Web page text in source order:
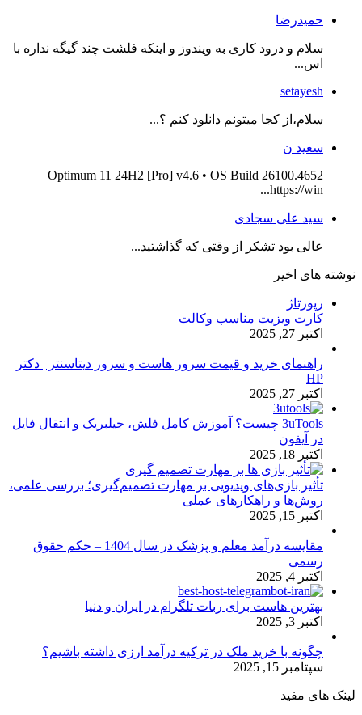
حمیدرضا
سلام و درود کاری به ویندوز و اینکه فلشت چند گیگه نداره با
اس...
setayesh
سلام،از کجا میتونم دانلود کنم ؟...
سعید ن
Optimum 11 24H2 [Pro] v4.6 • OS Build 26100.4652
https://win...
سید علی سجادی
عالی بود تشکر از وقتی که گذاشتید...
نوشته های اخیر
رپورتاژ
کارت ویزیت مناسب وکالت
اکتبر 27, 2025
راهنمای خرید و قیمت سرور هاست و سرور دیتاسنتر | دکتر
HP
اکتبر 27, 2025
3uTools چیست؟ آموزش کامل فلش، جیلبریک و انتقال فایل
در آیفون
اکتبر 18, 2025
تأثیر بازی‌های ویدیویی بر مهارت تصمیم‌گیری؛ بررسی علمی،
روش‌ها و راهکارهای عملی
اکتبر 15, 2025
مقایسه درآمد معلم و پزشک در سال 1404 – حکم حقوق
رسمی
اکتبر 4, 2025
بهترین هاست برای ربات تلگرام در ایران و دنیا
اکتبر 3, 2025
چگونه با خرید ملک در ترکیه درآمد ارزی داشته باشیم؟
سپتامبر 15, 2025
لینک های مفید